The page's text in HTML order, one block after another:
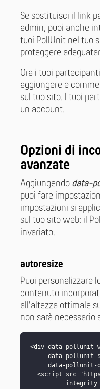
Se sostituisci il link
admin, puoi anche
tuoi PollUnit nel tuo
proteggere
Ora i tuoi
aggiungere e
sul tuo sito. I tuoi
un account.
Opzioni di
avanzate
Aggiungendo data-
puoi fare
impostazioni si
sul tuo sito web: il
invariato.
autoresize
Puoi personalizzare
contenuto
all'altezza ottimale
non sarà necessario
<div data-pollunit-
data-
data-
<script